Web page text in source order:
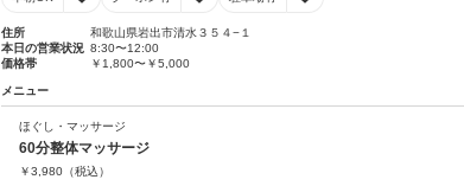
住所
和歌山県岩出市清水３５４−１
本日の営業状況 8:30〜12:00
価格帯
￥1,800〜￥5,000
メニュー
ほぐし・マッサージ
60分整体マッサージ
￥3,980 （税込）